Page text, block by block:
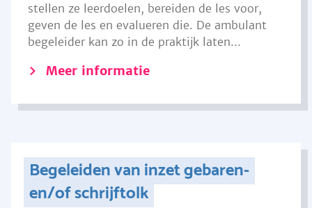
stellen ze leerdoelen, bereiden de les voor,
geven de les en evalueren die. De ambulant
begeleider kan zo in de praktijk laten...
Meer informatie
Begeleiden van inzet gebaren-
en/of schrijftolk